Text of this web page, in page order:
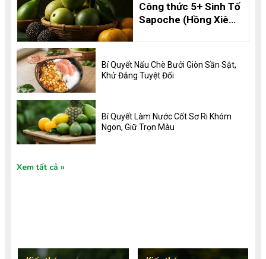
Công thức 5+ Sinh Tố
Sapoche (Hồng Xiêm)
Dưỡng và 8 Lợi Ích
Không Thể Bỏ Qua
Bí Quyết Nấu Chè Bưởi Giòn Sần Sật,
Khử Đắng Tuyệt Đối
Bí Quyết Làm Nước Cốt Sơ Ri Khóm
Ngon, Giữ Trọn Màu
Xem tất cả